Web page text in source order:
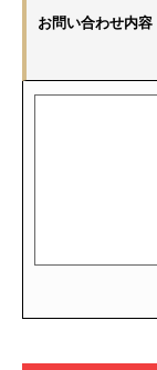
お問い合わせ内容